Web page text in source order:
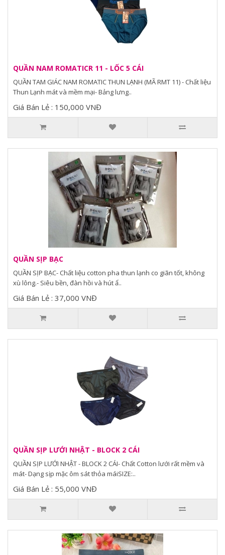
QUẦN NAM ROMATICR 11 - LỐC 5 CÁI
QUẦN TAM GIÁC NAM ROMATIC THUN LẠNH (MÃ RMT 11) - Chất liệu
Thun Lạnh mát và mềm mại- Bảng lưng..
Giá Bán Lẻ : 150,000 VNĐ
QUẦN SỊP BẠC
QUẦN SỊP BẠC- Chất liệu cotton pha thun lạnh co giãn tốt, không
xù lông.- Siêu bền, đàn hồi và hút ẩ..
Giá Bán Lẻ : 37,000 VNĐ
QUẦN SỊP LƯỚI NHẬT - BLOCK 2 CÁI
QUẦN SỊP LƯỚI NHẬT - BLOCK 2 CÁI- Chất Cotton lưới rất mềm và
mát- Dạng sịp mặc ôm sát thỏa máiSIZE:..
Giá Bán Lẻ : 55,000 VNĐ